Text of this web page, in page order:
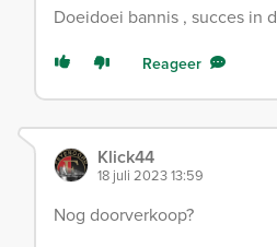
Doeidoei bannis , succes in
Reageer
Klick44
18 juli 2023 13:59
Nog doorverkoop?